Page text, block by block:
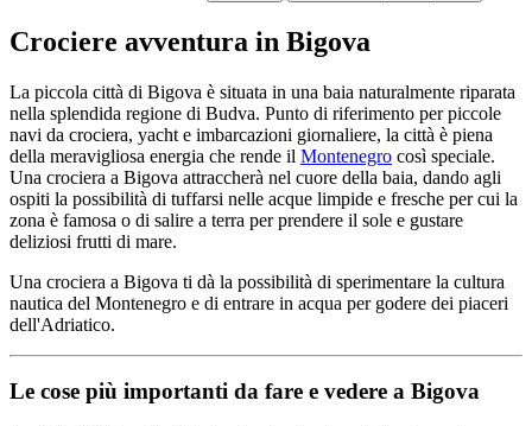
Crociere avventura in Bigova
La piccola città di Bigova è situata in una baia naturalmente riparata
nella splendida regione di Budva. Punto di riferimento per piccole
navi da crociera, yacht e imbarcazioni giornaliere, la città è piena
della meravigliosa energia che rende il Montenegro così speciale.
Una crociera a Bigova attraccherà nel cuore della baia, dando agli
ospiti la possibilità di tuffarsi nelle acque limpide e fresche per cui la
zona è famosa o di salire a terra per prendere il sole e gustare
deliziosi frutti di mare.
Una crociera a Bigova ti dà la possibilità di sperimentare la cultura
nautica del Montenegro e di entrare in acqua per godere dei piaceri
dell'Adriatico.
Le cose più importanti da fare e vedere a Bigova